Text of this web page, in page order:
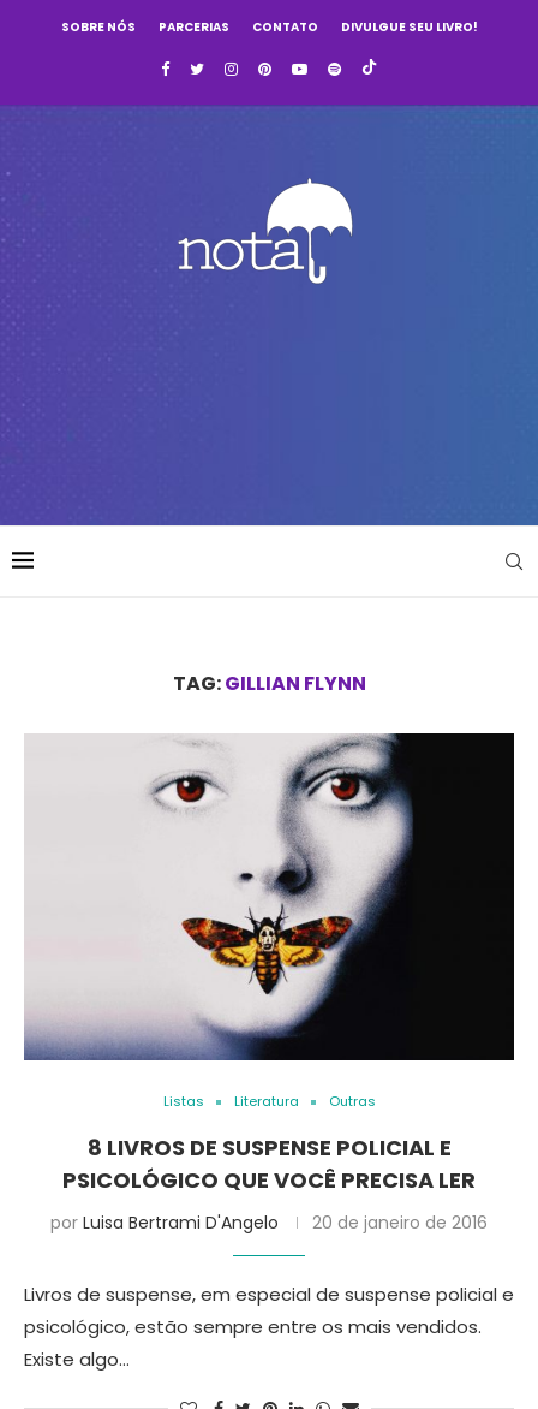
SOBRE NÓS PARCERIAS CONTATO DIVULGUE SEU LIVRO!
TAG:GILLIAN FLYNN
Listas Literatura Outras
8 LIVROS DE SUSPENSE POLICIAL E
PSICOLÓGICO QUE VOCÊ PRECISA LER
por Luisa Bertrami D'Angelo 20 de janeiro de 2016
Livros de suspense, em especial de suspense policial e
psicológico, estão sempre entre os mais vendidos.
Existe algo…